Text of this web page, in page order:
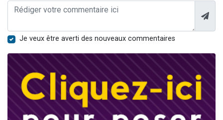
Je veux être averti des nouveaux commentaires